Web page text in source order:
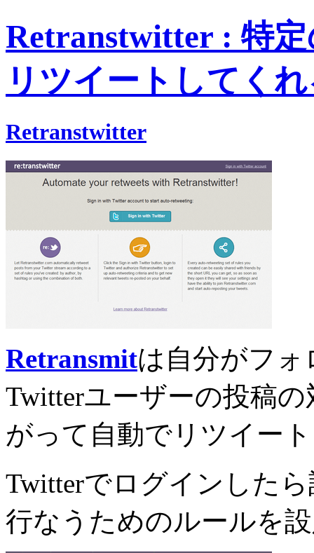
Retranstwitter : 特
リツイートしてく
Retranstwitter
Retransmitは自分がフ
Twitterユーザーの投稿
がって自動でリツイー
Twitterでログインした
行なうためのルールを